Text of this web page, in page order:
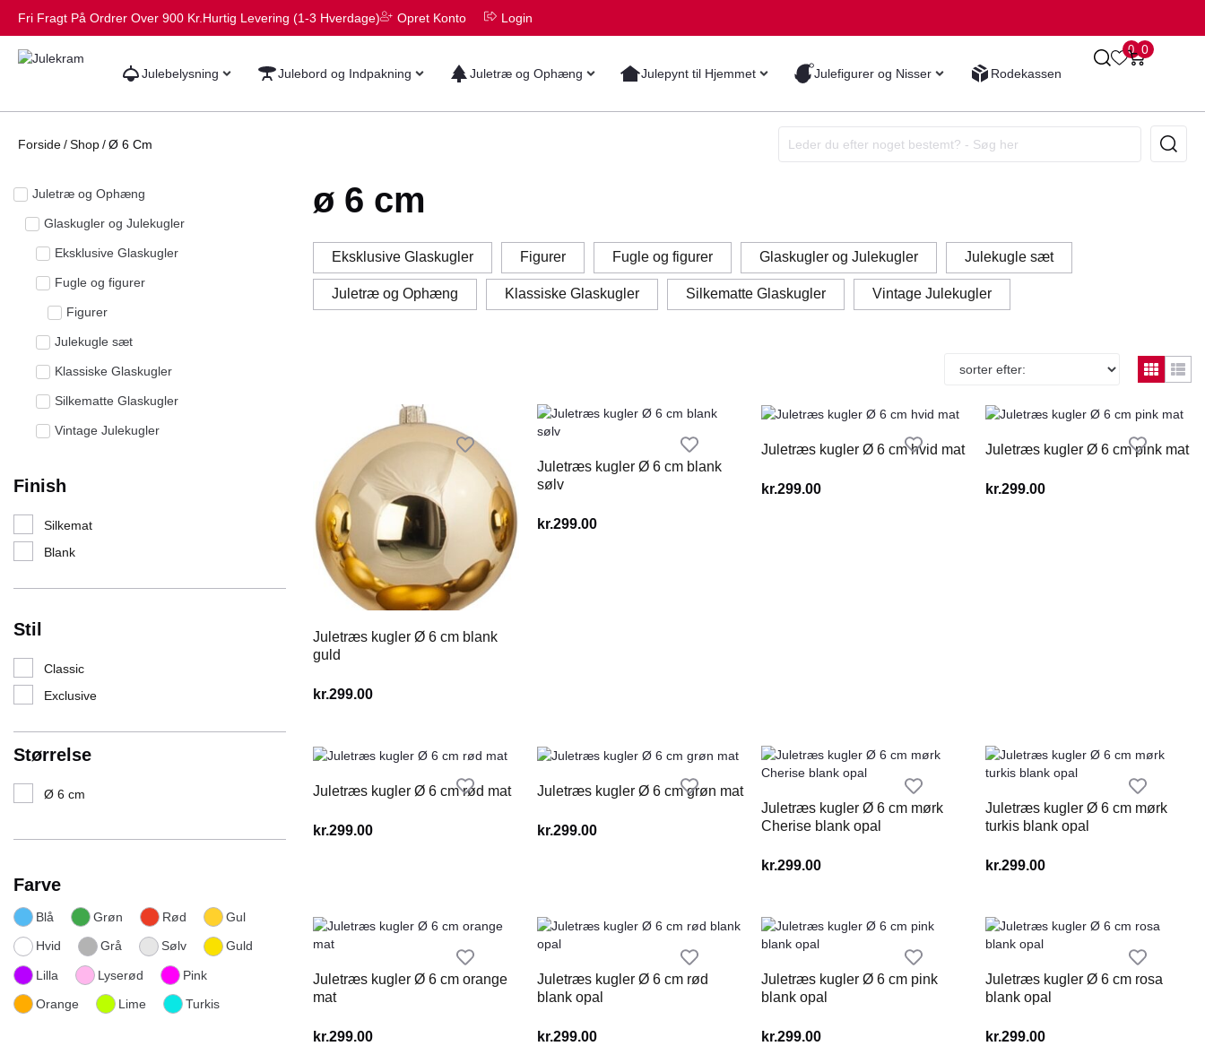
Fri Fragt På Ordrer Over 900 Kr. Hurtig Levering (1-3 Hverdage) Opret Konto Login
Julebelysning Julebord og Indpakning Juletræ og Ophæng Julepynt til Hjemmet Julefigurer og Nisser Rodekassen
0 0
Forside/Shop/Ø 6 Cm
Juletræ og Ophæng
Glaskugler og Julekugler
Eksklusive Glaskugler
Fugle og figurer
Figurer
Julekugle sæt
Klassiske Glaskugler
Silkematte Glaskugler
Vintage Julekugler
Finish
Silkemat
Blank
Stil
Classic
Exclusive
Størrelse
Ø 6 cm
Farve
Blå Grøn Rød Gul
Hvid Grå Sølv Guld
Lilla Lyserød Pink
Orange Lime Turkis
ø 6 cm
Eksklusive Glaskugler Figurer Fugle og figurer Glaskugler og Julekugler Julekugle sæt
Juletræ og Ophæng Klassiske Glaskugler Silkematte Glaskugler Vintage Julekugler
Juletræs kugler Ø 6 cm blank
guld
kr.299.00
Juletræs kugler Ø 6 cm blank
sølv
kr.299.00
Juletræs kugler Ø 6 cm hvid mat
kr.299.00
Juletræs kugler Ø 6 cm pink mat
kr.299.00
Juletræs kugler Ø 6 cm rød mat
kr.299.00
Juletræs kugler Ø 6 cm grøn mat
kr.299.00
Juletræs kugler Ø 6 cm mørk
Cherise blank opal
kr.299.00
Juletræs kugler Ø 6 cm mørk
turkis blank opal
kr.299.00
Juletræs kugler Ø 6 cm orange
mat
kr.299.00
Juletræs kugler Ø 6 cm rød
blank opal
kr.299.00
Juletræs kugler Ø 6 cm pink
blank opal
kr.299.00
Juletræs kugler Ø 6 cm rosa
blank opal
kr.299.00